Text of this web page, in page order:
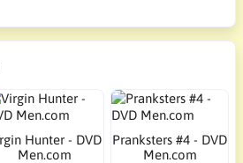
Hunter - DVD
Men.com
Pranksters #4 - DVD
Men.com